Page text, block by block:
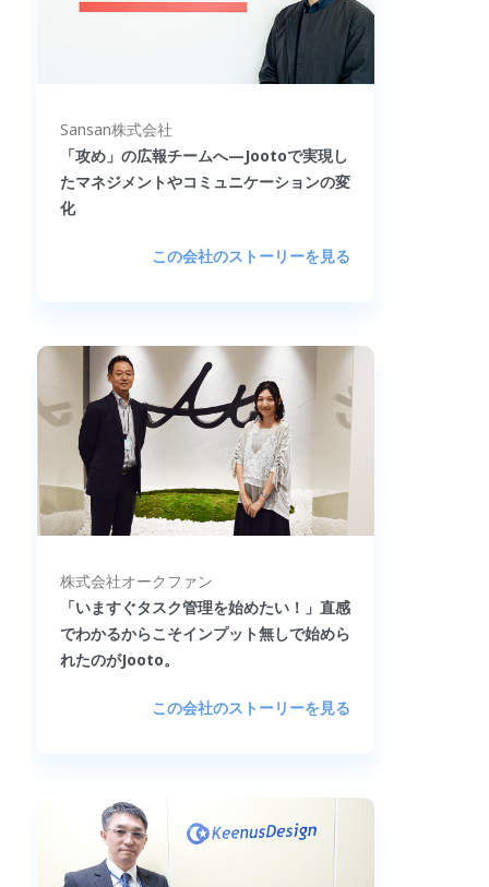
Sansan株式会社
「攻め」の広報チームへ—Jootoで実現し
たマネジメントやコミュニケーションの変
化
この会社のストーリーを見る
株式会社オークファン
「いますぐタスク管理を始めたい！」直感
でわかるからこそインプット無しで始めら
れたのがJooto。
この会社のストーリーを見る